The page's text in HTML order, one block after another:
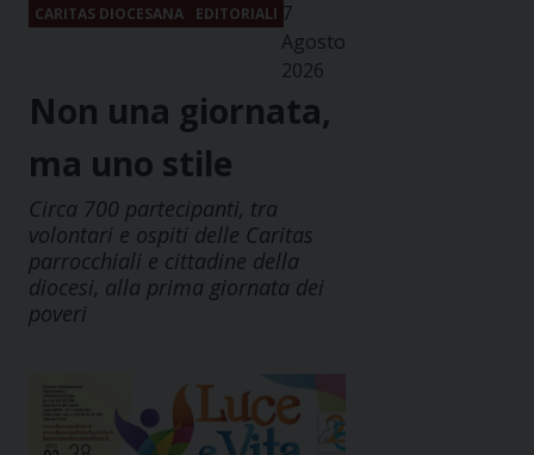
CARITAS DIOCESANA EDITORIALI 7
Agosto
2026
Non una giornata,
ma uno stile
Circa 700 partecipanti, tra
volontari e ospiti delle Caritas
parrocchiali e cittadine della
diocesi, alla prima giornata dei
poveri